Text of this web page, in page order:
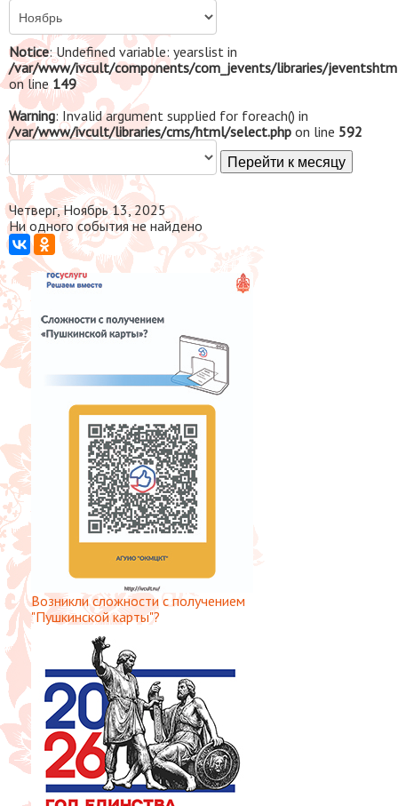
Notice: Undefined variable: yearslist in
/var/www/ivcult/components/com_jevents/libraries/
on line 149
Warning: Invalid argument supplied for foreach() in
/var/www/ivcult/libraries/cms/html/select.php on line 592
Перейти к месяцу
Четверг, Ноябрь 13, 2025
Ни одного события не найдено
Возникли сложности с получением
"Пушкинской карты"?